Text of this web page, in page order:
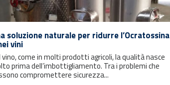
soluzione naturale per ridurre l’Ocratossina
vini
vino, come in molti prodotti agricoli, la qualità nasce
prima dell’imbottigliamento. Tra i problemi che
compromettere sicurezza...